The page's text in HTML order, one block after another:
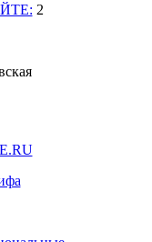
2